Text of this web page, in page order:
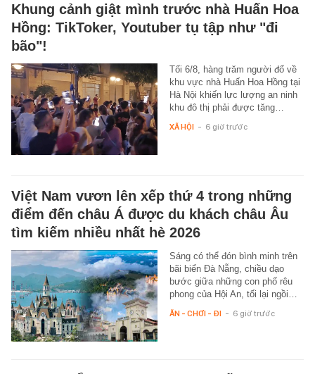
Khung cảnh giật mình trước nhà Huấn Hoa
Hồng: TikToker, Youtuber tụ tập như "đi
bão"!
Tối 6/8, hàng trăm người đổ về
khu vực nhà Huấn Hoa Hồng tại
Hà Nội khiến lực lượng an ninh
khu đô thị phải được tăng…
XÃ HỘI - 6 giờ trước
Việt Nam vươn lên xếp thứ 4 trong những
điểm đến châu Á được du khách châu Âu
tìm kiếm nhiều nhất hè 2026
Sáng có thể đón bình minh trên
bãi biển Đà Nẵng, chiều dạo
bước giữa những con phố rêu
phong của Hội An, tối lại ngồi…
ĂN - CHƠI - ĐI - 6 giờ trước